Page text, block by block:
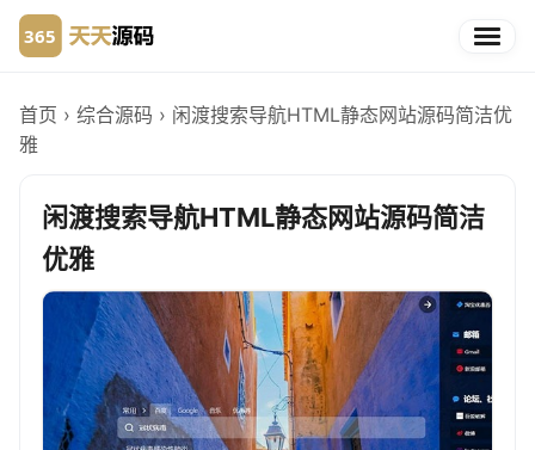
首页 › 综合源码 › 闲渡搜索导航HTML静态网站源码简洁优
雅
闲渡搜索导航HTML静态网站源码简洁
优雅